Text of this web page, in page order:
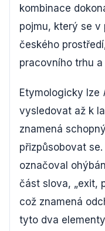
kombinace
pojmu, který se v
českého
pracovního trhu
Etymologicky lze
vysledovat až k
znamená
přizpůsobovat
označoval
část slova, „exit,
což znamená
tyto dva